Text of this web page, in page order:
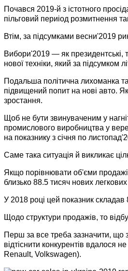
Почався 2019-й з істотного
пільговий периіод розмитнення
Втім, за підсумками весни'2019
Вибори'2019 — як президентські,
нової техніки, який за підсумком
Подальша політична лихоманка
підвищений попит на нові авто.
зростання.
Щоб не бути звинуваченим у
промислового виробництва у
на показнику з січня по
Саме така ситуація й викликає
Якщо порівнювати об'єми
близько 88.5 тисяч нових
У 2018 році цей показник складав
Щодо структури продажів, то
Перш за все треба зазначити, що
відтіснити конкурентів вдалося
Renault, Volkswagen).